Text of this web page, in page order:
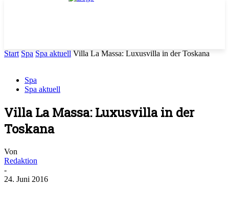
Start Spa Spa aktuell Villa La Massa: Luxusvilla in der Toskana
Spa
Spa aktuell
Villa La Massa: Luxusvilla in der
Toskana
Von
Redaktion
-
24. Juni 2016